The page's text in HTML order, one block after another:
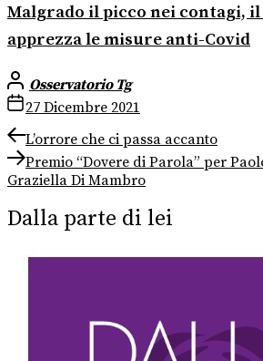
Malgrado il picco nei contagi,
apprezza le misure anti-Covid
Osservatorio Tg
27 Dicembre 2021
Navigazione
articoli
Previous
post:
L’orrore che ci passa accanto
Next
post:
Premio “Dovere di Parola” per
Graziella Di Mambro
Dalla parte di lei